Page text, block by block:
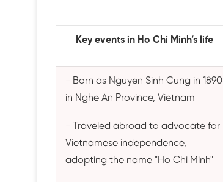
Key events in Ho Chi Minh’s life
- Born as Nguyen Sinh Cung in 1890
in Nghe An Province, Vietnam
- Traveled abroad to advocate for
Vietnamese independence,
adopting the name "Ho Chi Minh"